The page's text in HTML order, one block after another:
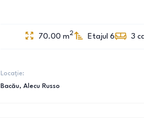
70.00 m2 Etajul 6 3
Locație:
Bacău, Alecu Russo